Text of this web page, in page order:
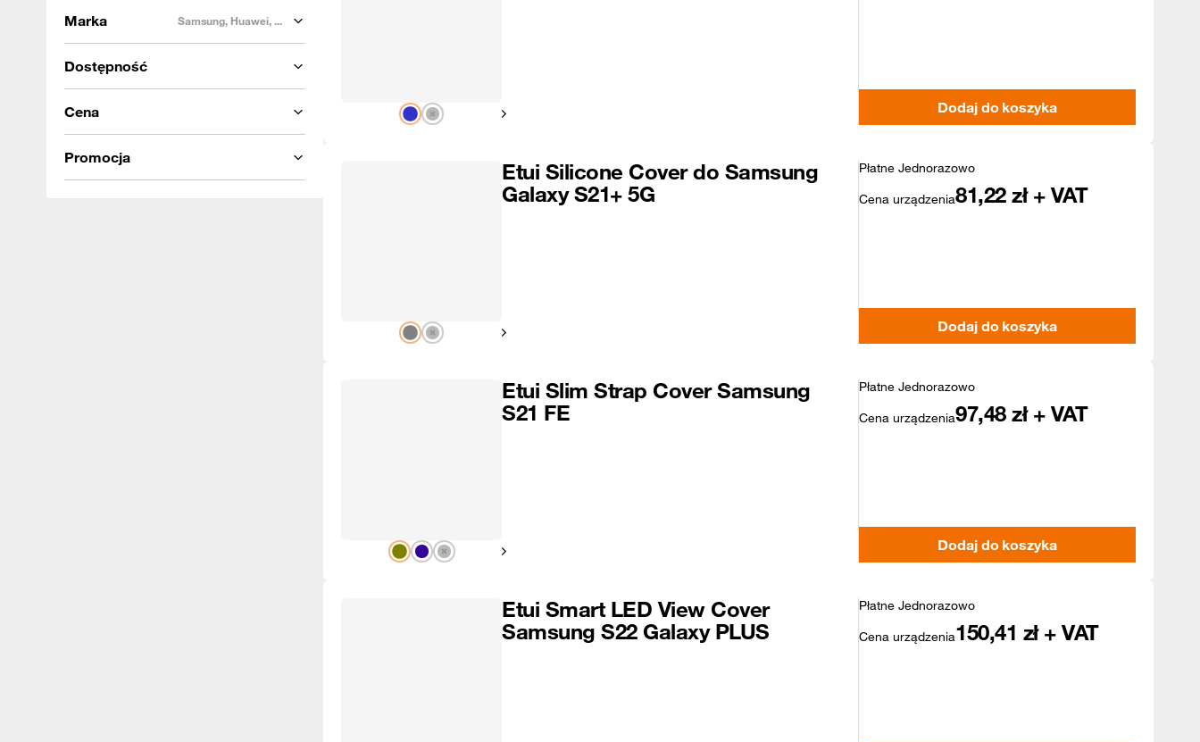
Marka Samsung, Huawei, ...
Dostępność
Cena
Promocja
Pokaż następny Dodaj do koszyka
Pokaż następny
Etui Silicone Cover do Samsung
Galaxy S21+ 5G
Płatne Jednorazowo
Cena urządzenia81,22 zł + VAT
Dodaj do koszyka
Pokaż następny
Etui Slim Strap Cover Samsung
S21 FE
Płatne Jednorazowo
Cena urządzenia97,48 zł + VAT
Dodaj do koszyka
Etui Smart LED View Cover
Samsung S22 Galaxy PLUS
Płatne Jednorazowo
Cena urządzenia150,41 zł + VAT